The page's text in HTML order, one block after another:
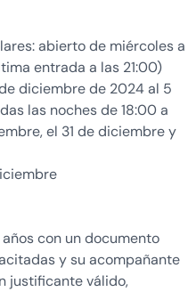
abierto de miércoles a
entrada a las 21:00)
diciembre de 2024 al 5
las noches de 18:00 a
el 31 de diciembre y
con un documento
y su acompañante
justificante válido,